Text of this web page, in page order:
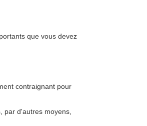
que vous devez
contraignant pour
par d'autres moyens,